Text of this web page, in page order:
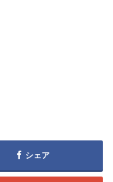
シェア